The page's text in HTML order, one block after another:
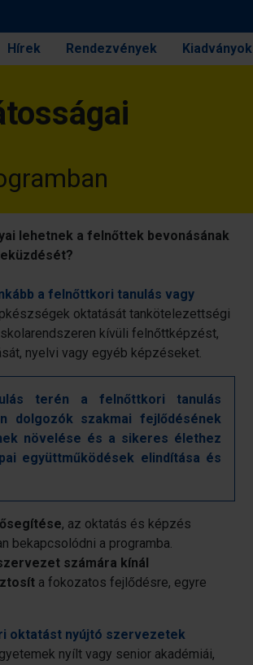
Hírek Rendezvények Kiadványok
lehetnek a felnőttek bevonásának
a felnőttkori tanulás vagy
oktatását tankötelezettségi
kívüli felnőttképzést,
nyelvi vagy egyéb képzéseket.
terén a felnőttkori tanulás
dolgozók szakmai fejlődésének
növelése és a sikeres élethez
együttműködések elindítása és
, az oktatás és képzés
bekapcsolódni a programba.
számára kínál
a fokozatos fejlődésre, egyre
oktatást nyújtó szervezetek
nyílt vagy senior akadémiái,